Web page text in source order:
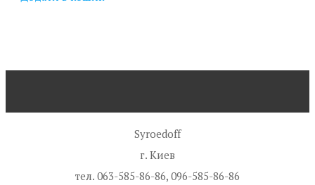
Syroedoff
г. Киев
тел. 063-585-86-86, 096-585-86-86